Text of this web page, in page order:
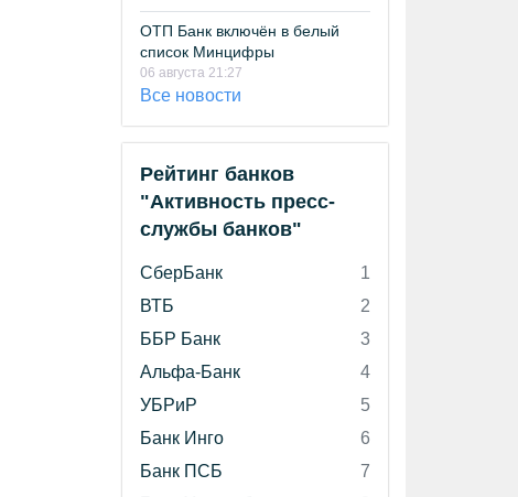
ОТП Банк включён в белый
список Минцифры
06 августа 21:27
Все новости
Рейтинг банков
"Активность пресс-
службы банков"
СберБанк
1
ВТБ
2
ББР Банк
3
Альфа-Банк
4
УБРиР
5
Банк Инго
6
Банк ПСБ
7